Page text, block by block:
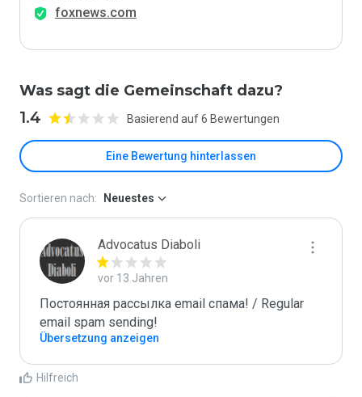
foxnews.com
Was sagt die Gemeinschaft dazu?
1.4 Basierend auf 6 Bewertungen
Eine Bewertung hinterlassen
Sortieren nach: Neuestes
Advocatus Diaboli
vor 13 Jahren
Постоянная рассылка email спама! / Regular
email spam sending!
Übersetzung anzeigen
Hilfreich